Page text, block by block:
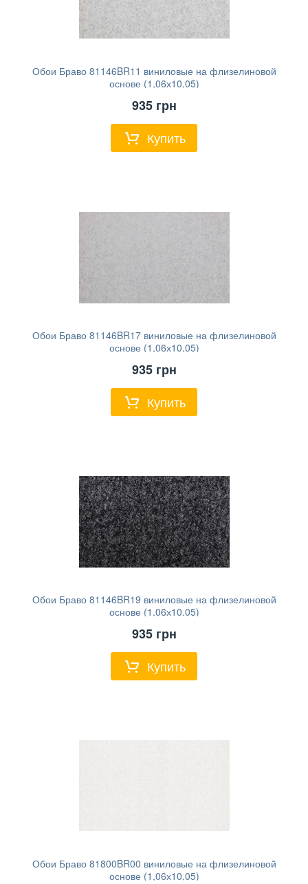
Обои Браво 81146BR11 виниловые на флизелиновой
основе (1,06х10,05)
935грн
Купить
Обои Браво 81146BR17 виниловые на флизелиновой
основе (1,06х10,05)
935грн
Купить
Обои Браво 81146BR19 виниловые на флизелиновой
основе (1,06х10,05)
935грн
Купить
Обои Браво 81800BR00 виниловые на флизелиновой
основе (1,06х10,05)